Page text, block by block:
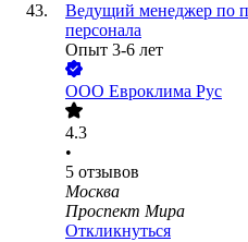
Ведущий менеджер по
персонала
Опыт 3-6 лет
ООО Евроклима Рус
4.3
•
5 отзывов
Москва
Проспект Мира
Откликнуться